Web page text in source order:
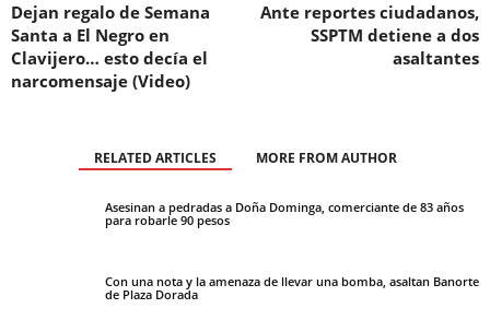
Dejan regalo de Semana
Santa a El Negro en
Clavijero… esto decía el
narcomensaje (Video)
Ante reportes ciudadanos,
SSPTM detiene a dos
asaltantes
RELATED ARTICLES MORE FROM AUTHOR
Asesinan a pedradas a Doña Dominga, comerciante de 83 años
para robarle 90 pesos
Con una nota y la amenaza de llevar una bomba, asaltan Banorte
de Plaza Dorada